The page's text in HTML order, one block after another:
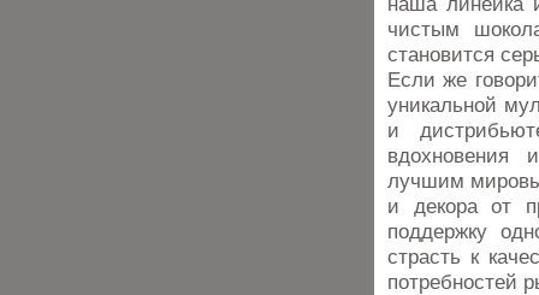
чистым
становится
Если же
уникальной
и
вдохновения
лучшим
и декора от
поддержку
страсть к
потребностей